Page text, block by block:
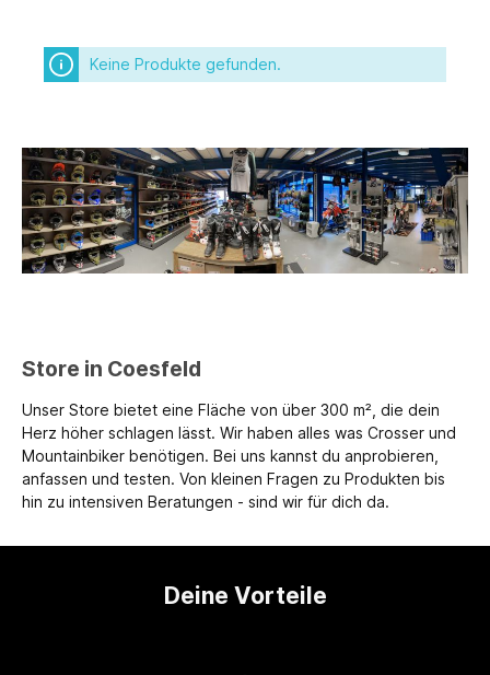
Keine Produkte gefunden.
Store in Coesfeld
Unser Store bietet eine Fläche von über 300 m², die dein
Herz höher schlagen lässt. Wir haben alles was Crosser und
Mountainbiker benötigen. Bei uns kannst du anprobieren,
anfassen und testen. Von kleinen Fragen zu Produkten bis
hin zu intensiven Beratungen - sind wir für dich da.
Deine Vorteile